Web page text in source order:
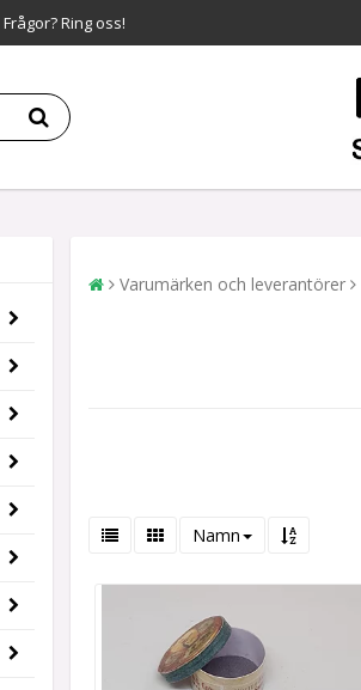
Frågor? Ring oss!
Varumärken och leverantörer
Namn